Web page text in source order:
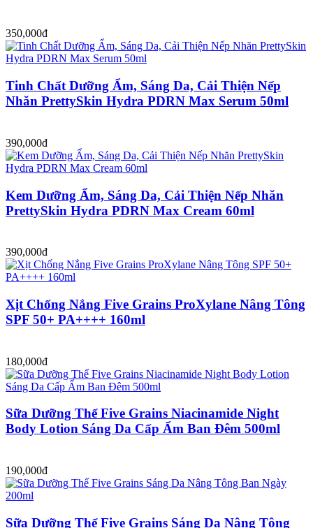
350,000đ
Tinh Chất Dưỡng Ẩm, Sáng Da, Cải Thiện Nếp
Nhăn PrettySkin Hydra PDRN Max Serum 50ml
390,000đ
Kem Dưỡng Ẩm, Sáng Da, Cải Thiện Nếp Nhăn
PrettySkin Hydra PDRN Max Cream 60ml
390,000đ
Xịt Chống Nắng Five Grains ProXylane Nâng Tông
SPF 50+ PA++++ 160ml
180,000đ
Sữa Dưỡng Thể Five Grains Niacinamide Night
Body Lotion Sáng Da Cấp Ẩm Ban Đêm 500ml
190,000đ
Sữa Dưỡng Thể Five Grains Sáng Da Nâng Tông